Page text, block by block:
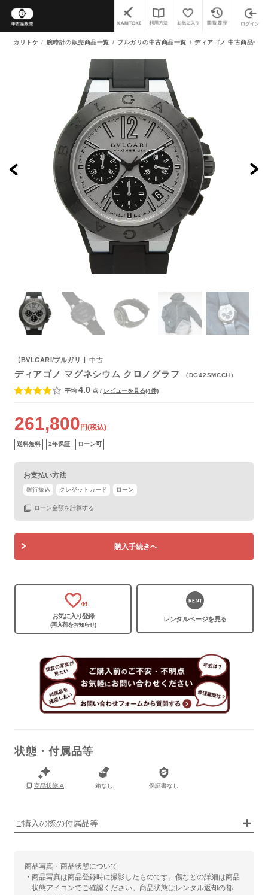
カリトケ 腕時計の販売商品一覧 ブルガリの中古商品一覧 ディアゴノ 中古商品一覧
【 BVLGARI/ブルガリ 】中古
ディアゴノ マグネシウム クロノグラフ （DG42SMCCH）
平均 4.0 点 / レビューを見る(4件)
261,800 円(税込)
送料無料 2年保証 ローン可
お支払い方法
銀行振込 クレジットカード ローン
ローン金額を計算する
購入手続きへ
44
お気に入り登録
(再入荷をお知らせ)
レンタルページを見る
状態・付属品等
商品状態:A 箱なし 保証書なし
ご購入の際の付属品等
保証書
箱
商品写真・商品状態について
・商品写真は商品登録時に撮影したものです。傷などの詳細は商品
状態アイコンでご確認ください。商品状態はレンタル返却の都
よくあるご質問